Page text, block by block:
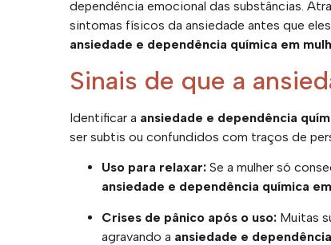
dependência emocional das substâncias.
sintomas físicos da ansiedade antes que
ansiedade e dependência química em
Sinais de que a
Identificar a ansiedade e dependência
ser subtis ou confundidos com traços de
Uso para relaxar: Se a mulher só
ansiedade e dependência química
Crises de pânico após o uso: Muitas
agravando a ansiedade e